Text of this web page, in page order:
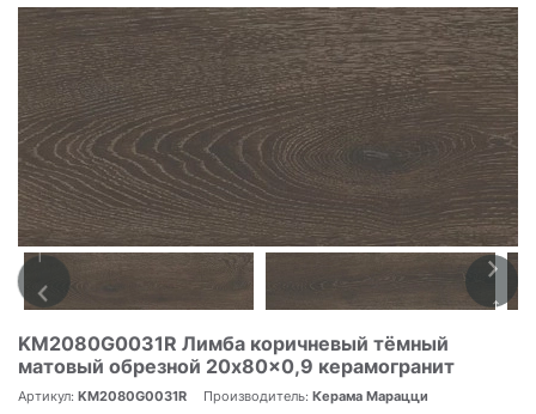
KM2080G0031R Лимба коричневый тёмный
матовый обрезной 20x80x0,9 керамогранит
Артикул: KM2080G0031R Производитель: Керама Марацци